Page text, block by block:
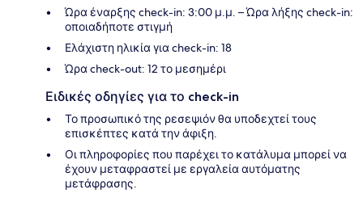
Ώρα έναρξης check-in: 3:00 μ.μ. – Ώρα λήξης check-in:
οποιαδήποτε στιγμή
Ελάχιστη ηλικία για check-in: 18
Ώρα check-out: 12 το μεσημέρι
Ειδικές οδηγίες για το check-in
Το προσωπικό της ρεσεψιόν θα υποδεχτεί τους
επισκέπτες κατά την άφιξη.
Οι πληροφορίες που παρέχει το κατάλυμα μπορεί να
έχουν μεταφραστεί με εργαλεία αυτόματης
μετάφρασης.